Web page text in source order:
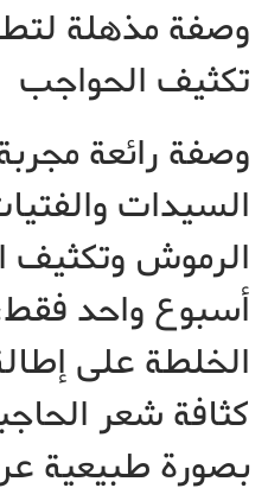
وصفة مذهلة
تكثيف الحواجب
وصفة رائعة
السيدات
الرموش وتكثيف
أسبوع واحد
الخلطة على
كثافة شعر
بصورة طبيعية